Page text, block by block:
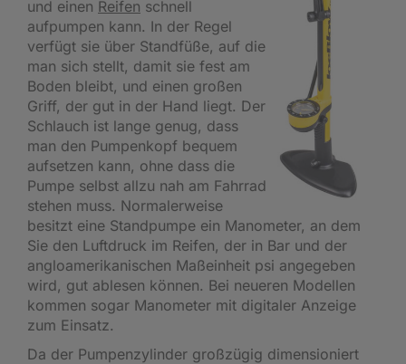
und einen Reifen schnell
aufpumpen kann. In der Regel
verfügt sie über Standfüße, auf die
man sich stellt, damit sie fest am
Boden bleibt, und einen großen
Griff, der gut in der Hand liegt. Der
Schlauch ist lange genug, dass
man den Pumpenkopf bequem
aufsetzen kann, ohne dass die
Pumpe selbst allzu nah am Fahrrad
stehen muss. Normalerweise
besitzt eine Standpumpe ein Manometer, an dem
Sie den Luftdruck im Reifen, der in Bar und der
angloamerikanischen Maßeinheit psi angegeben
wird, gut ablesen können. Bei neueren Modellen
kommen sogar Manometer mit digitaler Anzeige
zum Einsatz.
Da der Pumpenzylinder großzügig dimensioniert